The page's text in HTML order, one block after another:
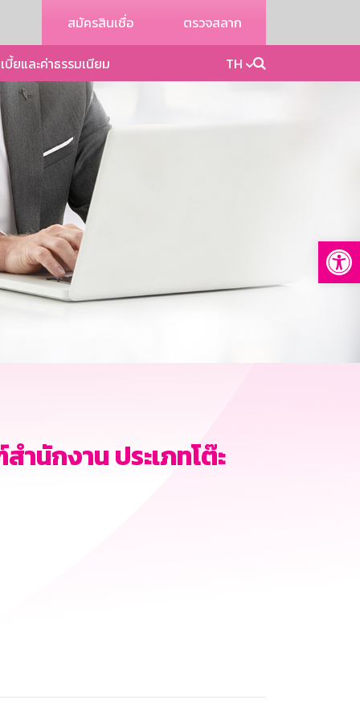
สมัครสินเชื่อ ตรวจสลาก
บี้ยและค่าธรรมเนียม TH
นักงาน ประเภทโต๊ะ